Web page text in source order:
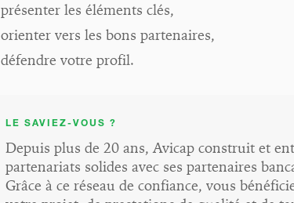
présenter les éléments clés,
orienter vers les bons partenaires,
défendre votre profil.
LE SAVIEZ-VOUS ?
Depuis plus de 20 ans, Avicap construit et
partenariats solides avec ses partenaires
Grâce à ce réseau de confiance, vous